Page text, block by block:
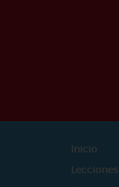
Inicio
Lecciones